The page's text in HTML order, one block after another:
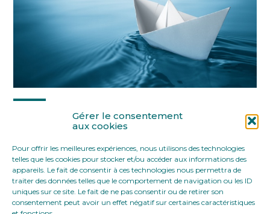
Gérer le consentement
aux cookies
Pour offrir les meilleures expériences, nous utilisons des technologies
telles que les cookies pour stocker et/ou accéder aux informations des
appareils. Le fait de consentir à ces technologies nous permettra de
traiter des données telles que le comportement de navigation ou les ID
uniques sur ce site. Le fait de ne pas consentir ou de retirer son
consentement peut avoir un effet négatif sur certaines caractéristiques
FaceBook
TwitterLinkedIn